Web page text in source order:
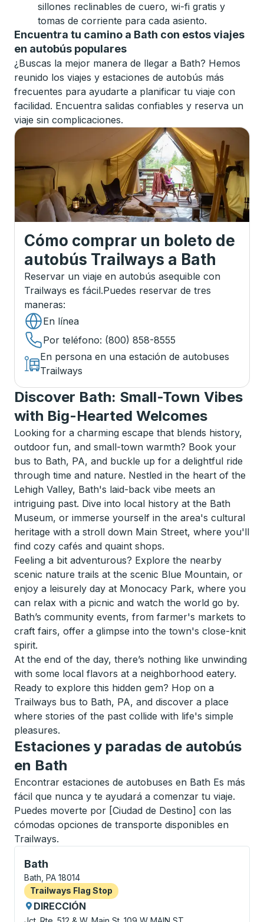
sillones reclinables de cuero, wi-fi gratis y
tomas de corriente para cada asiento.
Encuentra tu camino a Bath con estos viajes
en autobús populares
¿Buscas la mejor manera de llegar a Bath? Hemos
reunido los viajes y estaciones de autobús más
frecuentes para ayudarte a planificar tu viaje con
facilidad. Encuentra salidas confiables y reserva un
viaje sin complicaciones.
Cómo comprar un boleto de
autobús Trailways a Bath
Reservar un viaje en autobús asequible con
Trailways es fácil.Puedes reservar de tres
maneras:
En línea
Por teléfono: (800) 858-8555
En persona en una estación de autobuses
Trailways
Discover Bath: Small-Town Vibes
with Big-Hearted Welcomes
Looking for a charming escape that blends history,
outdoor fun, and small-town warmth? Book your
bus to Bath, PA, and buckle up for a delightful ride
through time and nature. Nestled in the heart of the
Lehigh Valley, Bath's laid-back vibe meets an
intriguing past. Dive into local history at the Bath
Museum, or immerse yourself in the area's cultural
heritage with a stroll down Main Street, where you'll
find cozy cafés and quaint shops.
Feeling a bit adventurous? Explore the nearby
scenic nature trails at the scenic Blue Mountain, or
enjoy a leisurely day at Monocacy Park, where you
can relax with a picnic and watch the world go by.
Bath’s community events, from farmer's markets to
craft fairs, offer a glimpse into the town's close-knit
spirit.
At the end of the day, there’s nothing like unwinding
with some local flavors at a neighborhood eatery.
Ready to explore this hidden gem? Hop on a
Trailways bus to Bath, PA, and discover a place
where stories of the past collide with life's simple
pleasures.
Estaciones y paradas de autobús
en Bath
Encontrar estaciones de autobuses en Bath Es más
fácil que nunca y te ayudará a comenzar tu viaje.
Puedes moverte por [Ciudad de Destino] con las
cómodas opciones de transporte disponibles en
Trailways.
Bath
Flag Stop, utilice las teclas de flecha o la tecla
Bath, PA 18014
Flag Stop
Trailways Flag Stop
DIRECCIÓN